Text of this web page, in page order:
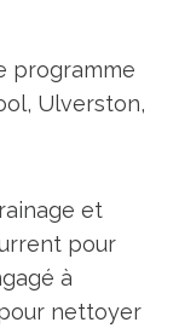
programme
Ulverston,
et
pour
à
nettoyer